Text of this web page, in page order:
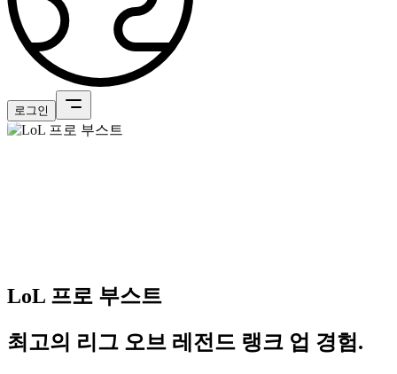
로그인
LoL 프로 부스트
최고의 리그 오브 레전드 랭크 업 경험.